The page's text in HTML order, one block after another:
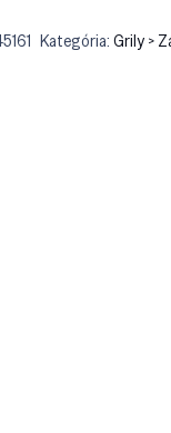
Kategória:Grily >